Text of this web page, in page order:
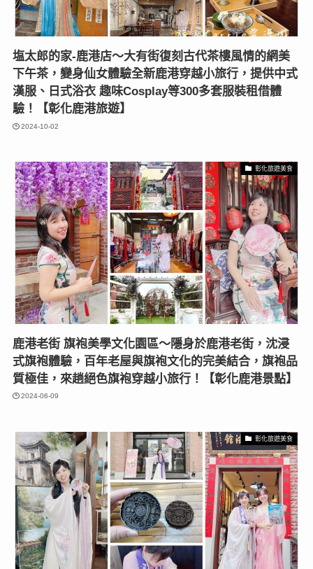
塩太郎的家-鹿港店〜大有街復刻古代茶樓風情的網美
下午茶，變身仙女體驗全新鹿港穿越小旅行，提供中式
漢服、日式浴衣 趣味Cosplay等300多套服裝租借體
驗！【彰化鹿港旅遊】
2024-10-02
彰化旅遊美食
鹿港老街 旗袍美學文化園區～隱身於鹿港老街，沈浸
式旗袍體驗，百年老屋與旗袍文化的完美結合，旗袍品
質極佳，來趟絕色旗袍穿越小旅行！【彰化鹿港景點】
2024-06-09
彰化旅遊美食